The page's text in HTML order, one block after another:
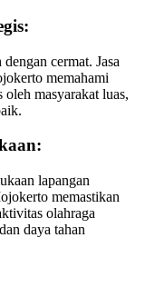
cermat. Jasa
memahami
masyarakat luas,
lapangan
memastikan
olahraga
daya tahan